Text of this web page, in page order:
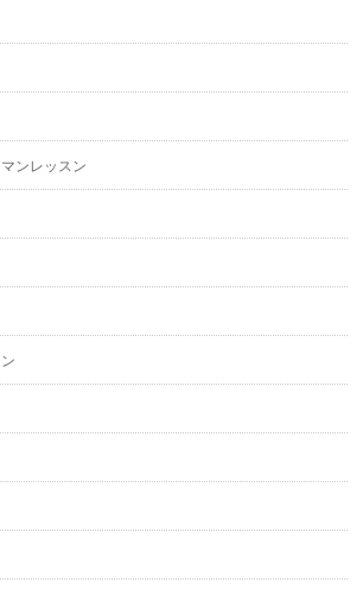
ンレッスン